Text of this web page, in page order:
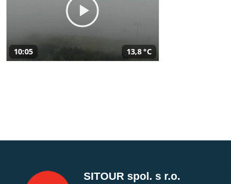
10:05 13,8 °C
SITOUR spol. s r.o.